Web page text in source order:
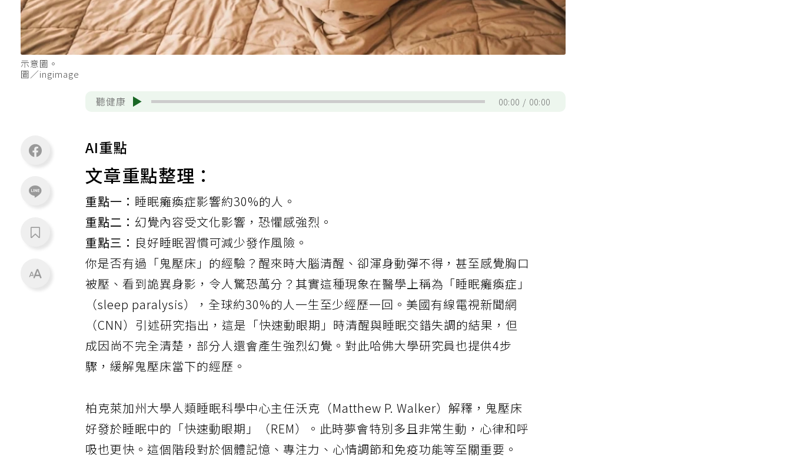
示意圖。
圖／ingimage
聽健康 00:00 00:00
AI重點
文章重點整理：
重點一： 睡眠癱瘓症影響約30%的人。
重點二： 幻覺內容受文化影響，恐懼感強烈。
重點三： 良好睡眠習慣可減少發作風險。
你是否有過「鬼壓床」的經驗？醒來時大腦清醒、卻渾身動彈不得，甚至感覺胸口
被壓、看到詭異身影，令人驚恐萬分？其實這種現象在醫學上稱為「睡眠癱瘓症」
（sleep paralysis），全球約30%的人一生至少經歷一回。美國有線電視新聞網
（CNN）引述研究指出，這是「快速動眼期」時清醒與睡眠交錯失調的結果，但
成因尚不完全清楚，部分人還會產生強烈幻覺。對此哈佛大學研究員也提供4步
驟，緩解鬼壓床當下的經歷。
柏克萊加州大學人類睡眠科學中心主任沃克（Matthew P. Walker）解釋，鬼壓床
好發於睡眠中的「快速動眼期」（REM）。此時夢會特別多且非常生動，心律和呼
吸也更快。這個階段對於個體記憶、專注力、心情調節和免疫功能等至關重要。